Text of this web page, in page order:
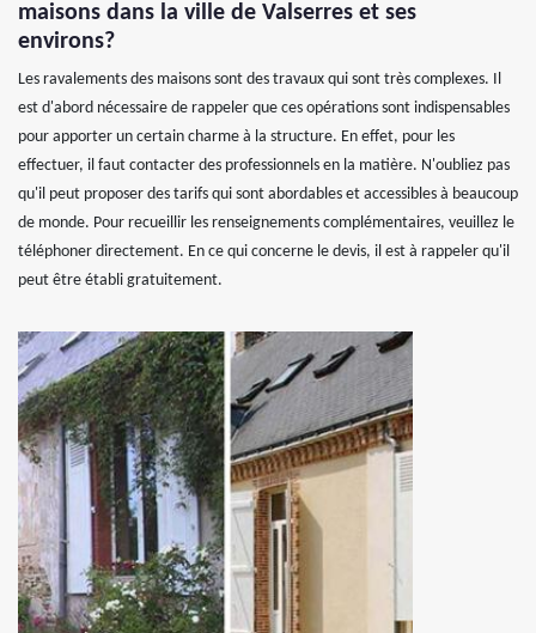
maisons dans la ville de Valserres et ses
environs?
Les ravalements des maisons sont des travaux qui sont très complexes. Il
est d'abord nécessaire de rappeler que ces opérations sont indispensables
pour apporter un certain charme à la structure. En effet, pour les
effectuer, il faut contacter des professionnels en la matière. N'oubliez pas
qu'il peut proposer des tarifs qui sont abordables et accessibles à beaucoup
de monde. Pour recueillir les renseignements complémentaires, veuillez le
téléphoner directement. En ce qui concerne le devis, il est à rappeler qu'il
peut être établi gratuitement.